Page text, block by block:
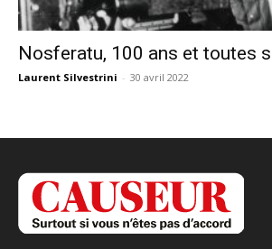
Nosferatu, 100 ans et toutes
Laurent Silvestrini - 30 avril 2022